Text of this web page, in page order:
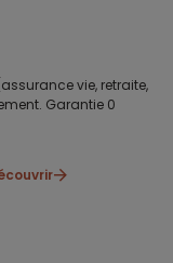
vie, retraite,
Garantie 0